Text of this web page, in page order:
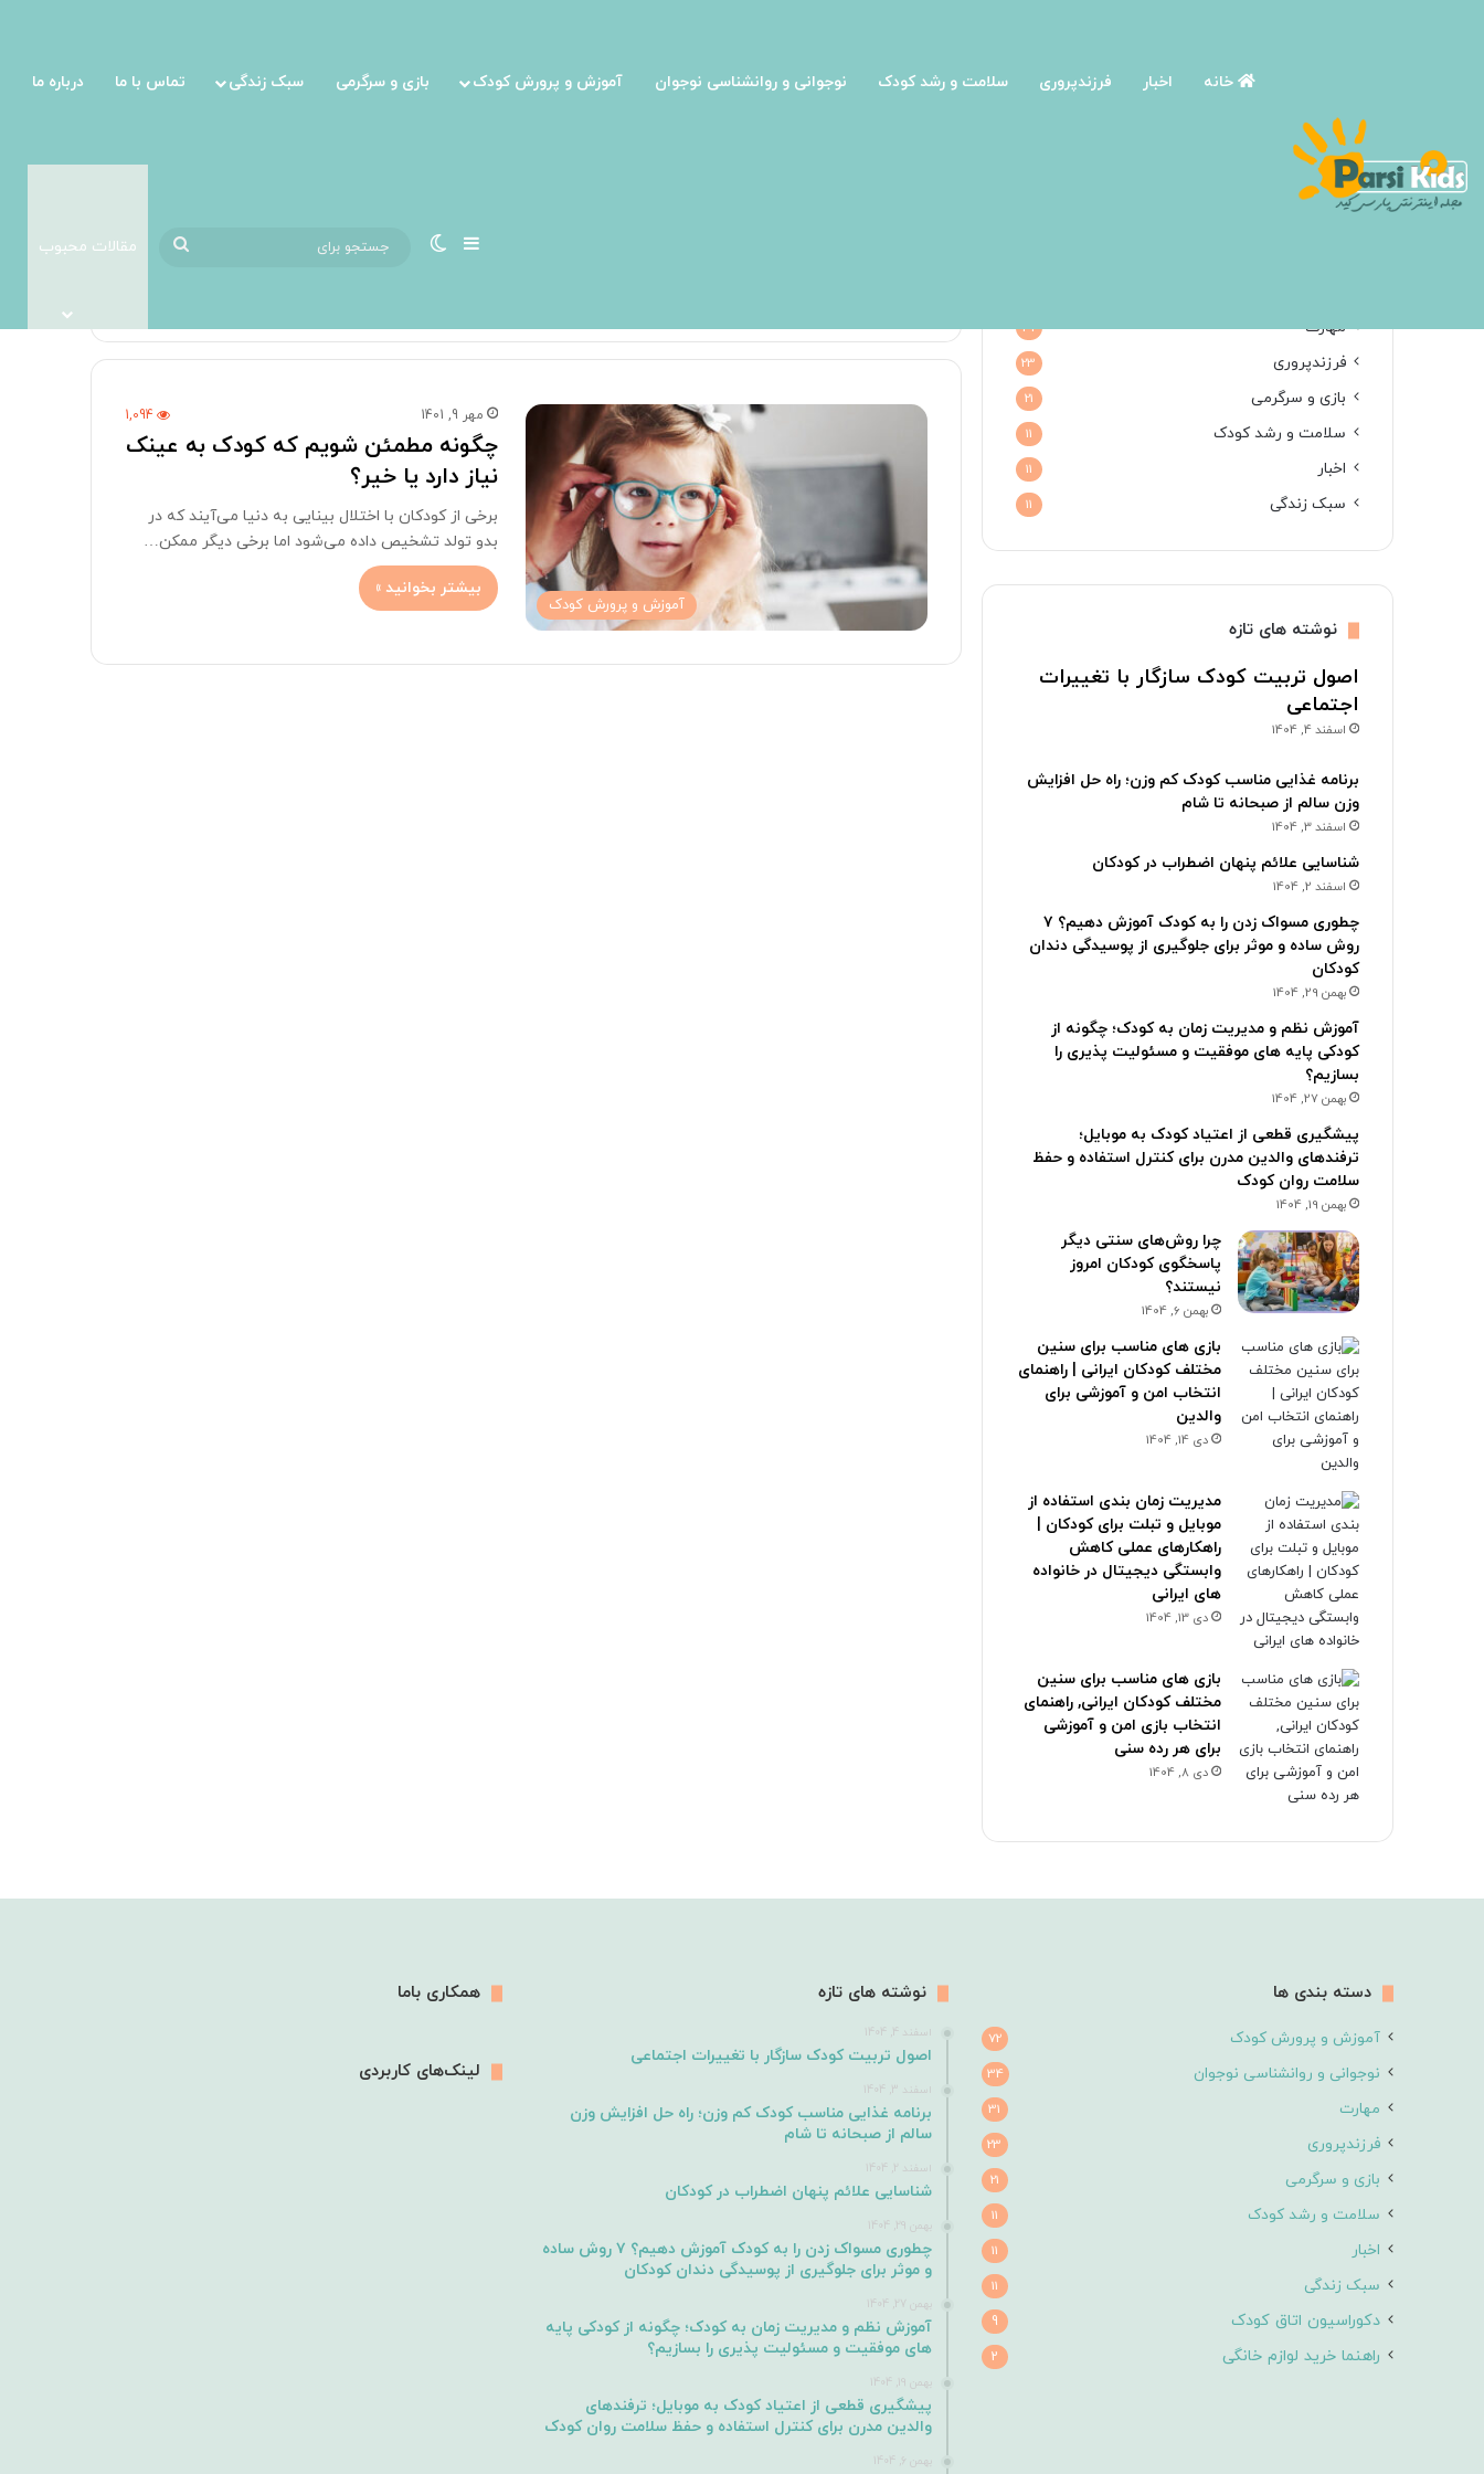
خانه اخبار فرزندپروری سلامت و رشد کودک نوجوانی و روانشناسی نوجوان آموزش و پرورش کودک بازی و سرگرمی سبک زندگی تماس با ما درباره ما
نوارکناریتغییر پوسته
جستجومقالات محبوب
آموزش و پرورش کودک
مهر 9, 1401 1,094
چگونه مطمئن شویم که کودک به عینک
نیاز دارد یا خیر؟
برخی از کودکان با اختلال بینایی به دنیا می‌آیند که در
بدو تولد تشخیص داده می‌شود اما برخی دیگر ممکن…
بیشتر بخوانید »
دسته بندی ها
مهارت 31
فرزندپروری 23
بازی و سرگرمی 21
سلامت و رشد کودک 11
اخبار 11
سبک زندگی 11
نوشته های تازه
اصول تربیت کودک سازگار با تغییرات
اجتماعی
اسفند 4, 1404
برنامه غذایی مناسب کودک کم وزن؛ راه حل افزایش
وزن سالم از صبحانه تا شام
اسفند 3, 1404
شناسایی علائم پنهان اضطراب در کودکان
اسفند 2, 1404
چطوری مسواک زدن را به کودک آموزش دهیم؟ ۷
روش ساده و موثر برای جلوگیری از پوسیدگی دندان
کودکان
بهمن 29, 1404
آموزش نظم و مدیریت زمان به کودک؛ چگونه از
کودکی پایه های موفقیت و مسئولیت پذیری را
بسازیم؟
بهمن 27, 1404
پیشگیری قطعی از اعتیاد کودک به موبایل؛
ترفندهای والدین مدرن برای کنترل استفاده و حفظ
سلامت روان کودک
بهمن 19, 1404
چرا روش‌های سنتی دیگر
پاسخگوی کودکان امروز
نیستند؟
بهمن 6, 1404
بازی های مناسب برای سنین
مختلف کودکان ایرانی | راهنمای
انتخاب امن و آموزشی برای
والدین
دی 14, 1404
مدیریت زمان بندی استفاده از
موبایل و تبلت برای کودکان |
راهکارهای عملی کاهش
وابستگی دیجیتال در خانواده
های ایرانی
دی 13, 1404
بازی های مناسب برای سنین
مختلف کودکان ایرانی, راهنمای
انتخاب بازی امن و آموزشی
برای هر رده سنی
دی 8, 1404
دسته بندی ها
آموزش و پرورش کودک 72
نوجوانی و روانشناسی نوجوان 34
مهارت 31
فرزندپروری 23
بازی و سرگرمی 21
سلامت و رشد کودک 11
اخبار 11
سبک زندگی 11
دکوراسیون اتاق کودک 9
راهنما خرید لوازم خانگی 2
نوشته های تازه
اسفند 4, 1404
اصول تربیت کودک سازگار با تغییرات اجتماعی
اسفند 3, 1404
برنامه غذایی مناسب کودک کم وزن؛ راه حل افزایش وزن
سالم از صبحانه تا شام
اسفند 2, 1404
شناسایی علائم پنهان اضطراب در کودکان
بهمن 29, 1404
چطوری مسواک زدن را به کودک آموزش دهیم؟ ۷ روش ساده
و موثر برای جلوگیری از پوسیدگی دندان کودکان
بهمن 27, 1404
آموزش نظم و مدیریت زمان به کودک؛ چگونه از کودکی پایه
های موفقیت و مسئولیت پذیری را بسازیم؟
بهمن 19, 1404
پیشگیری قطعی از اعتیاد کودک به موبایل؛ ترفندهای
والدین مدرن برای کنترل استفاده و حفظ سلامت روان کودک
بهمن 6, 1404
همکاری باما
لینک‌های کاربردی